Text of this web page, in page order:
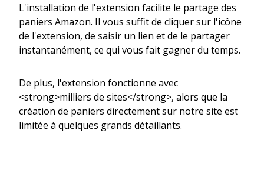
L'installation de l'extension facilite le partage des
paniers Amazon. Il vous suffit de cliquer sur l'icône
de l'extension, de saisir un lien et de le partager
instantanément, ce qui vous fait gagner du temps.
De plus, l'extension fonctionne avec
<strong>milliers de sites</strong>, alors que la
création de paniers directement sur notre site est
limitée à quelques grands détaillants.